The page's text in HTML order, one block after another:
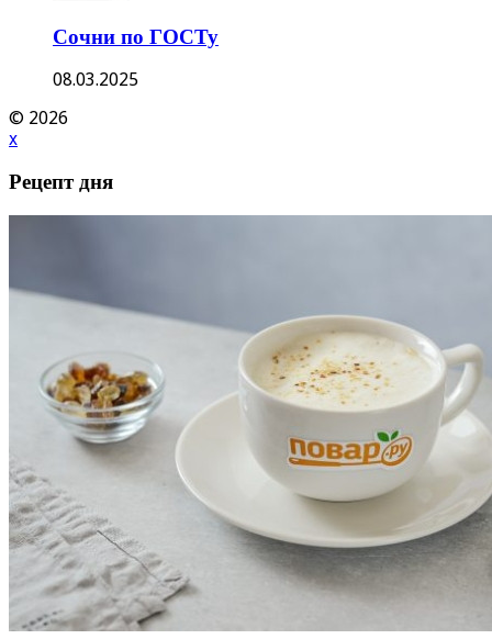
Сочни по ГОСТу
08.03.2025
© 2026
x
Рецепт дня